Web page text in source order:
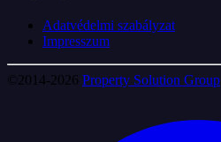
Adatvédelmi szabályzat
Impresszum
©2014-2026 Property Solution Group